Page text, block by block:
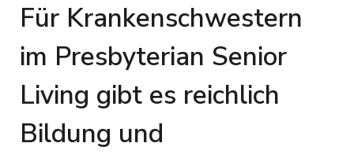
Für Krankenschwestern
im Presbyterian Senior
Living gibt es reichlich
Bildung und